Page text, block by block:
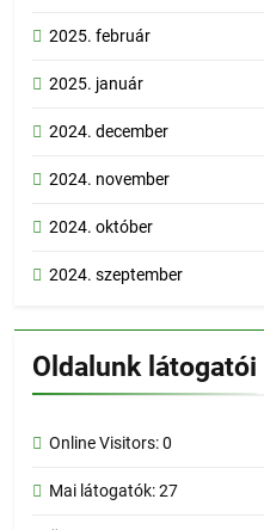
2025. február
2025. január
2024. december
2024. november
2024. október
2024. szeptember
Oldalunk látogatói
Online Visitors:0
Mai látogatók:27